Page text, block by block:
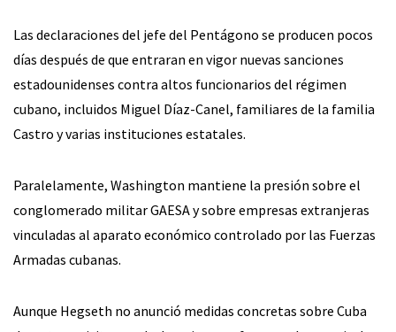
Las declaraciones del jefe del Pentágono se producen pocos
días después de que entraran en vigor nuevas sanciones
estadounidenses contra altos funcionarios del régimen
cubano, incluidos Miguel Díaz-Canel, familiares de la familia
Castro y varias instituciones estatales.
Paralelamente, Washington mantiene la presión sobre el
conglomerado militar GAESA y sobre empresas extranjeras
vinculadas al aparato económico controlado por las Fuerzas
Armadas cubanas.
Aunque Hegseth no anunció medidas concretas sobre Cuba